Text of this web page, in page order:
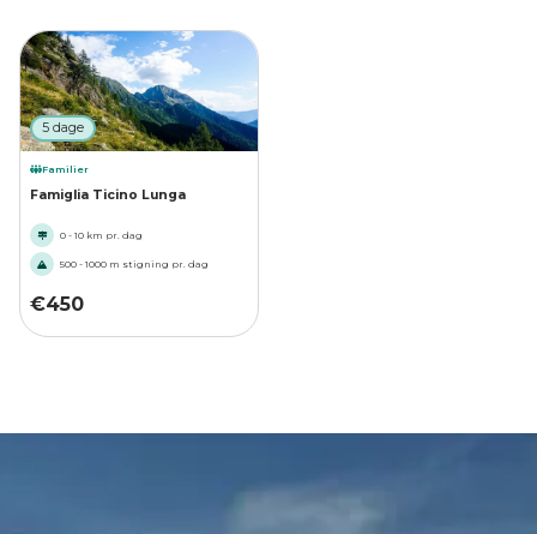
5 dage
Familier
Famiglia Ticino Lunga
0 - 10 km pr. dag
500 - 1000 m stigning pr. dag
€450